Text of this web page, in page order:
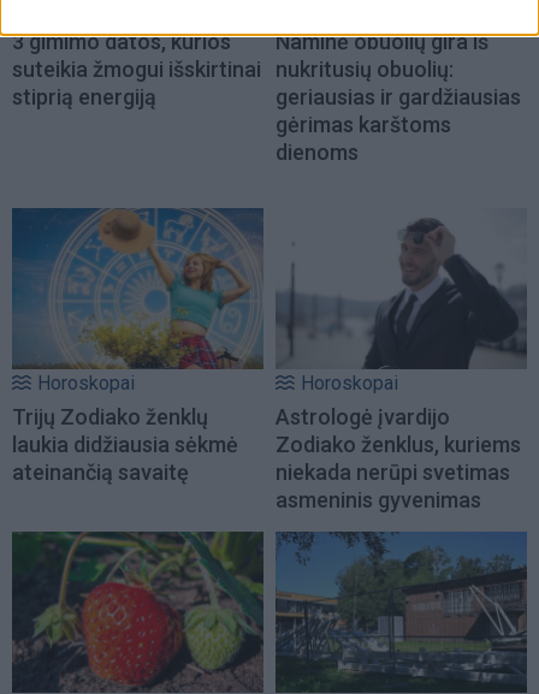
3 gimimo datos, kurios
suteikia žmogui išskirtinai
stiprią energiją
Naminė obuolių gira iš
nukritusių obuolių:
geriausias ir gardžiausias
gėrimas karštoms
dienoms
Horoskopai
Trijų Zodiako ženklų
laukia didžiausia sėkmė
ateinančią savaitę
Horoskopai
Astrologė įvardijo
Zodiako ženklus, kuriems
niekada nerūpi svetimas
asmeninis gyvenimas